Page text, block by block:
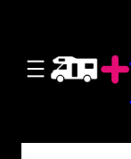
contenu